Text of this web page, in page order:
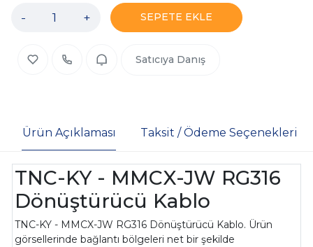
- + SEPETE EKLE
Satıcıya Danış
Ürün Açıklaması Taksit / Ödeme Seçenekleri
TNC-KY - MMCX-JW RG316
Dönüştürücü Kablo
TNC-KY - MMCX-JW RG316 Dönüştürücü Kablo. Ürün
görsellerinde bağlantı bölgeleri net bir şekilde